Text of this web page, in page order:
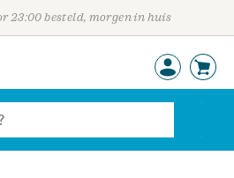
23:00 besteld, morgen in huis